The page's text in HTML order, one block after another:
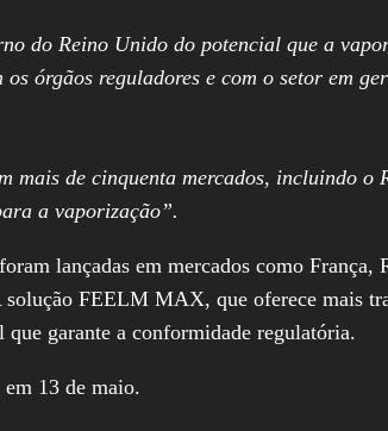
do Reino Unido do potencial que a
órgãos reguladores e com o setor em
mais de cinquenta mercados, incluindo
a vaporização”.
lançadas em mercados como
FEELM MAX, que oferece mais
garante a conformidade regulatória.
13 de maio.